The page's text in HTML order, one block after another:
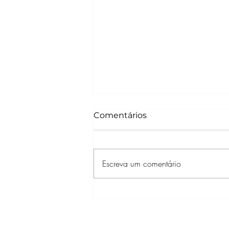
Comentários
Escreva um comentário